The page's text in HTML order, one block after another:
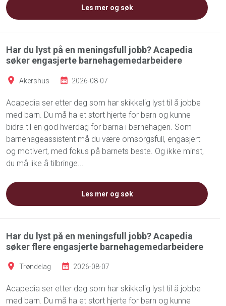
Les mer og søk
Har du lyst på en meningsfull jobb? Acapedia
søker engasjerte barnehagemedarbeidere
Akershus 2026-08-07
Acapedia ser etter deg som har skikkelig lyst til å jobbe
med barn. Du må ha et stort hjerte for barn og kunne
bidra til en god hverdag for barna i barnehagen. Som
barnehageassistent må du være omsorgsfull, engasjert
og motivert, med fokus på barnets beste. Og ikke minst,
du må like å tilbringe...
Les mer og søk
Har du lyst på en meningsfull jobb? Acapedia
søker flere engasjerte barnehagemedarbeidere
Trøndelag 2026-08-07
Acapedia ser etter deg som har skikkelig lyst til å jobbe
med barn. Du må ha et stort hjerte for barn og kunne